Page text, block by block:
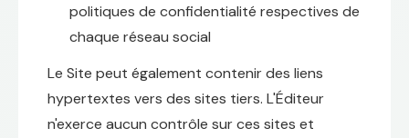
politiques de confidentialité respectives de
chaque réseau social
Le Site peut également contenir des liens
hypertextes vers des sites tiers. L'Éditeur
n'exerce aucun contrôle sur ces sites et